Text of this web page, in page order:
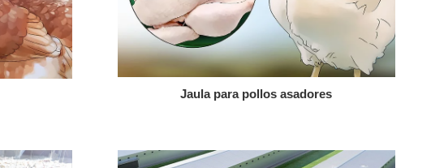
Jaula para pollos asadores